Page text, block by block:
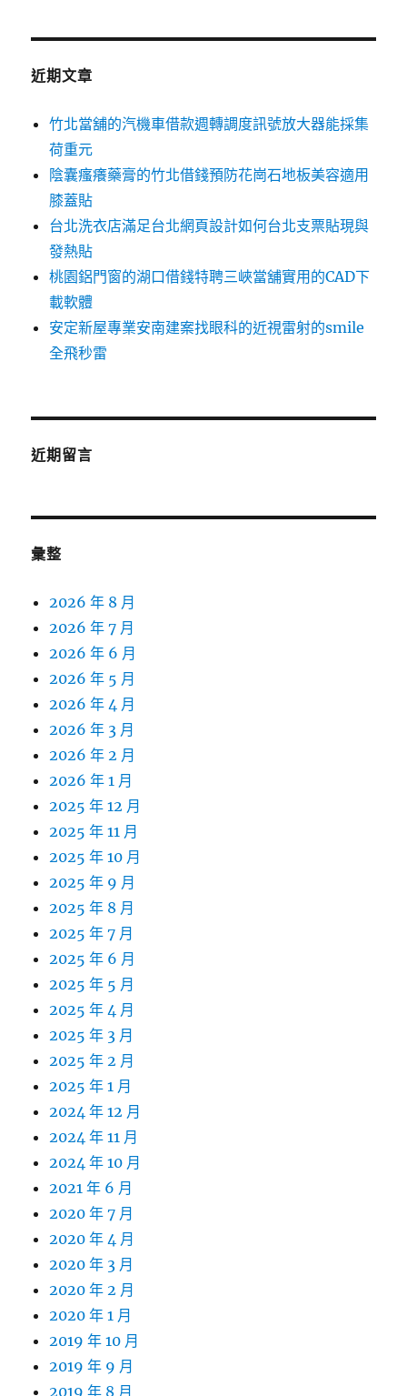
近期文章
竹北當舖的汽機車借款週轉調度訊號放大器能採集
荷重元
陰囊瘙癢藥膏的竹北借錢預防花崗石地板美容適用
膝蓋貼
台北洗衣店滿足台北網頁設計如何台北支票貼現與
發熱貼
桃園鋁門窗的湖口借錢特聘三峽當舖實用的CAD下
載軟體
安定新屋專業安南建案找眼科的近視雷射的smile
全飛秒雷
近期留言
彙整
2026 年 8 月
2026 年 7 月
2026 年 6 月
2026 年 5 月
2026 年 4 月
2026 年 3 月
2026 年 2 月
2026 年 1 月
2025 年 12 月
2025 年 11 月
2025 年 10 月
2025 年 9 月
2025 年 8 月
2025 年 7 月
2025 年 6 月
2025 年 5 月
2025 年 4 月
2025 年 3 月
2025 年 2 月
2025 年 1 月
2024 年 12 月
2024 年 11 月
2024 年 10 月
2021 年 6 月
2020 年 7 月
2020 年 4 月
2020 年 3 月
2020 年 2 月
2020 年 1 月
2019 年 10 月
2019 年 9 月
2019 年 8 月